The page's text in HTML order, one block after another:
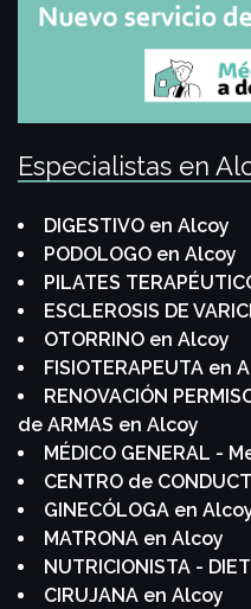
Especialistas en
DIGESTIVO en Alcoy
PODOLOGO en Alcoy
PILATES
ESCLEROSIS DE
OTORRINO en Alcoy
FISIOTERAPEUTA en
RENOVACIÓN
de ARMAS en Alcoy
MÉDICO GENERAL -
CENTRO de
GINECÓLOGA en
MATRONA en Alcoy
NUTRICIONISTA -
CIRUJANA en Alcoy